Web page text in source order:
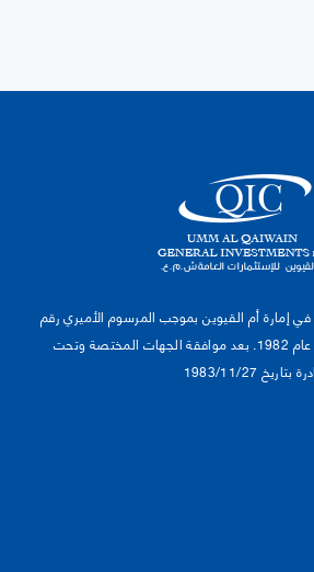
أم القيوين بموجب المرسوم الأميري رقم
82/2 المؤرخ في 11 فبراير من عام 1982. بعد موافقة الجهات المختصة وتحت